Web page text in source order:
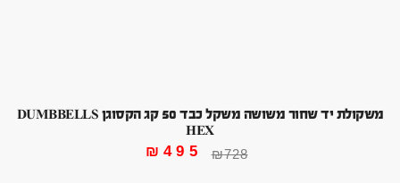
משקולת יד שחור משושה משקל כבד 50 קג הקסוגן DUMBBELLS
HEX
₪728
₪ 495